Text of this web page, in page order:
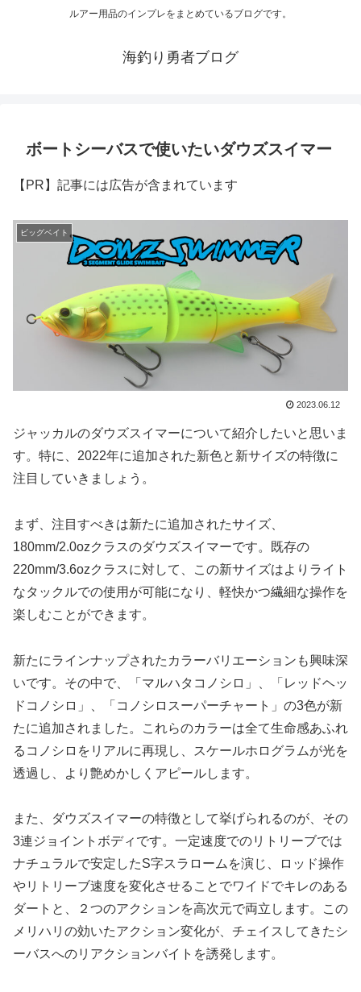
ルアー用品のインプレをまとめているブログです。
海釣り勇者ブログ
ボートシーバスで使いたいダウズスイマー
【PR】記事には広告が含まれています
ビッグベイト
2023.06.12
ジャッカルのダウズスイマーについて紹介したいと思いま
す。特に、2022年に追加された新色と新サイズの特徴に
注目していきましょう。
まず、注目すべきは新たに追加されたサイズ、
180mm/2.0ozクラスのダウズスイマーです。既存の
220mm/3.6ozクラスに対して、この新サイズはよりライト
なタックルでの使用が可能になり、軽快かつ繊細な操作を
楽しむことができます。
新たにラインナップされたカラーバリエーションも興味深
いです。その中で、「マルハタコノシロ」、「レッドヘッ
ドコノシロ」、「コノシロスーパーチャート」の3色が新
たに追加されました。これらのカラーは全て生命感あふれ
るコノシロをリアルに再現し、スケールホログラムが光を
透過し、より艶めかしくアピールします。
また、ダウズスイマーの特徴として挙げられるのが、その
3連ジョイントボディです。一定速度でのリトリーブでは
ナチュラルで安定したS字スラロームを演じ、ロッド操作
やリトリーブ速度を変化させることでワイドでキレのある
ダートと、２つのアクションを高次元で両立します。この
メリハリの効いたアクション変化が、チェイスしてきたシ
ーバスへのリアクションバイトを誘発します。